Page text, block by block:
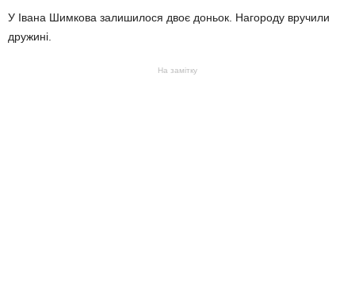
У Івана Шимкова залишилося двоє доньок. Нагороду вручили
дружині.
На замітку